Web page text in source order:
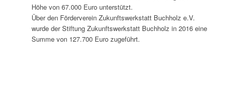
Höhe von 67.000 Euro unterstützt.
Über den Förderverein Zukunftswerkstatt Buchholz e.V.
wurde der Stiftung Zukunftswerkstatt Buchholz in 2016 eine
Summe von 127.700 Euro zugeführt.